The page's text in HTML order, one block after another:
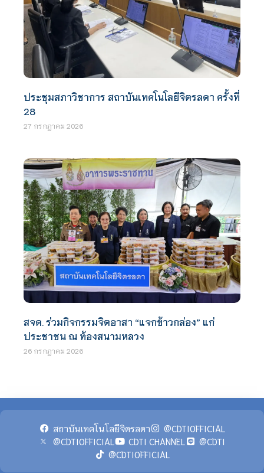
ประชุมสภาวิชาการ สถาบันเทคโนโลยีจิตรลดา ครั้งที่
28
27 กรกฎาคม 2026
สจด. ร่วมกิจกรรมจิตอาสา “แจกข้าวกล่อง” แก่
ประชาชน ณ ท้องสนามหลวง
26 กรกฎาคม 2026
สถาบันเทคโนโลยีจิตรลดา
@CDTIOFFICIAL
@CDTIOFFICIAL
CDTI CHANNEL
@CDTI
@CDTIOFFICIAL